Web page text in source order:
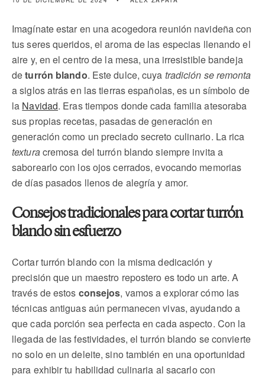
Imagínate estar en una acogedora reunión navideña con
tus seres queridos, el aroma de las especias llenando el
aire y, en el centro de la mesa, una irresistible bandeja
deturrón blando. Este dulce, cuya tradición se remonta
a siglos atrás en las tierras españolas, es un símbolo de
la Navidad. Eras tiempos donde cada familia atesoraba
sus propias recetas, pasadas de generación en
generación como un preciado secreto culinario. La rica
texturacremosa del turrón blando siempre invita a
saborearlo con los ojos cerrados, evocando memorias
de días pasados llenos de alegría y amor.
Consejos tradicionales para cortar turrón
blando sin esfuerzo
Cortar turrón blando con la misma dedicación y
precisión que un maestro repostero es todo un arte. A
través de estos consejos, vamos a explorar cómo las
técnicas antiguas aún permanecen vivas, ayudando a
que cada porción sea perfecta en cada aspecto. Con la
llegada de las festividades, el turrón blando se convierte
no solo en un deleite, sino también en una oportunidad
para exhibir tu habilidad culinaria al sacarlo con